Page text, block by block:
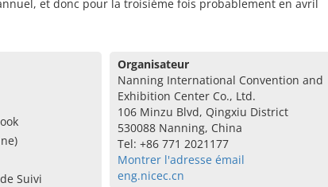
annuel, et donc pour la troisième fois probablement en avril
Suivi
Organisateur
Nanning International Convention and
Exhibition Center Co., Ltd.
106 Minzu Blvd, Qingxiu District
530088 Nanning, China
Tel: +86 771 2021177
Montrer l'adresse émail
eng.nicec.cn